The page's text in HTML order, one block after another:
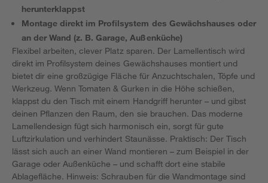
herunterklappst
Montage direkt im Profilsystem des Gewächshauses oder
an der Wand (z. B. Garage, Außenküche)
Flexibel arbeiten, clever Platz sparen. Der Lamellentisch wird
direkt im Profilsystem deines Gewächshauses montiert und
bietet dir eine großzügige Fläche für Anzuchtschalen, Töpfe und
Werkzeug. Wenn Tomaten & Gurken in die Höhe schießen,
klappst du den Tisch mit einem Handgriff herunter – und gibst
deinen Pflanzen den Raum, den sie brauchen. Das moderne
Lamellendesign fügt sich harmonisch ein, sorgt für gute
Luftzirkulation und verhindert Staunässe. Praktisch: Der Tisch
lässt sich auch an einer Wand montieren – zum Beispiel in der
Garage oder Außenküche – und schafft dort eine stabile
Ablagefläche. Hinweis: Schrauben für die Wandmontage sind